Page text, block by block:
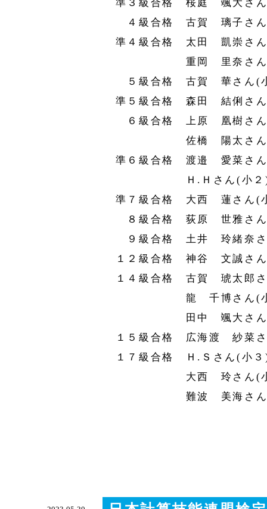
準３級合格 桜庭 颯大さ
４級合格 古賀 璃子さん
準４級合格 太田 凱崇さ
重岡 里奈さん(
５級合格 古賀 華さん
準５級合格 森田 結俐さ
６級合格 上原 凰樹さん
佐橋 陽太さん(
準６級合格 渡邉 愛菜さ
Ｈ.Ｈさん(小２
準７級合格 大西 蓮さん(
８級合格 荻原 世雅さん
９級合格 土井 玲緒奈さ
１２級合格 神谷 文誠さ
１４級合格 古賀 琥太郎
龍 千博さん(小
田中 颯大さん(
１５級合格 広海渡 紗菜
１７級合格 Ｈ.Ｓさん(小
大西 玲さん(小
難波 美海さん(